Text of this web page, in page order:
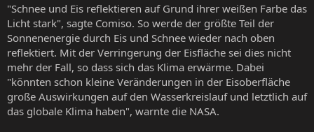
"Schnee und Eis reflektieren auf Grund ihrer weißen Farbe das
Licht stark", sagte Comiso. So werde der größte Teil der
Sonnenenergie durch Eis und Schnee wieder nach oben
reflektiert. Mit der Verringerung der Eisfläche sei dies nicht
mehr der Fall, so dass sich das Klima erwärme. Dabei
"könnten schon kleine Veränderungen in der Eisoberfläche
große Auswirkungen auf den Wasserkreislauf und letztlich auf
das globale Klima haben", warnte die NASA.